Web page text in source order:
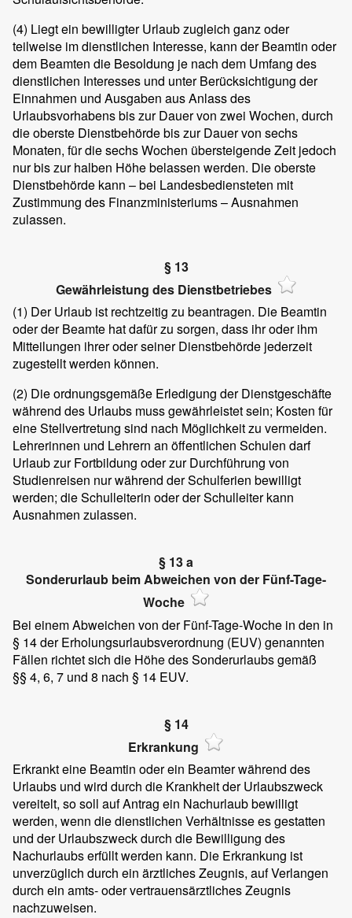
(4) Liegt ein bewilligter Urlaub zugleich ganz oder
teilweise im dienstlichen Interesse, kann der Beamtin oder
dem Beamten die Besoldung je nach dem Umfang des
dienstlichen Interesses und unter Berücksichtigung der
Einnahmen und Ausgaben aus Anlass des
Urlaubsvorhabens bis zur Dauer von zwei Wochen, durch
die oberste Dienstbehörde bis zur Dauer von sechs
Monaten, für die sechs Wochen übersteigende Zeit jedoch
nur bis zur halben Höhe belassen werden. Die oberste
Dienstbehörde kann – bei Landesbediensteten mit
Zustimmung des Finanzministeriums – Ausnahmen
zulassen.
§ 13
Gewährleistung des Dienstbetriebes
(1) Der Urlaub ist rechtzeitig zu beantragen. Die Beamtin
oder der Beamte hat dafür zu sorgen, dass ihr oder ihm
Mitteilungen ihrer oder seiner Dienstbehörde jederzeit
zugestellt werden können.
(2) Die ordnungsgemäße Erledigung der Dienstgeschäfte
während des Urlaubs muss gewährleistet sein; Kosten für
eine Stellvertretung sind nach Möglichkeit zu vermeiden.
Lehrerinnen und Lehrern an öffentlichen Schulen darf
Urlaub zur Fortbildung oder zur Durchführung von
Studienreisen nur während der Schulferien bewilligt
werden; die Schulleiterin oder der Schulleiter kann
Ausnahmen zulassen.
§ 13 a
Sonderurlaub beim Abweichen von der Fünf-Tage-
Woche
Bei einem Abweichen von der Fünf-Tage-Woche in den in
§ 14 der Erholungsurlaubsverordnung (EUV) genannten
Fällen richtet sich die Höhe des Sonderurlaubs gemäß
§§ 4, 6, 7 und 8 nach § 14 EUV.
§ 14
Erkrankung
Erkrankt eine Beamtin oder ein Beamter während des
Urlaubs und wird durch die Krankheit der Urlaubszweck
vereitelt, so soll auf Antrag ein Nachurlaub bewilligt
werden, wenn die dienstlichen Verhältnisse es gestatten
und der Urlaubszweck durch die Bewilligung des
Nachurlaubs erfüllt werden kann. Die Erkrankung ist
unverzüglich durch ein ärztliches Zeugnis, auf Verlangen
durch ein amts- oder vertrauensärztliches Zeugnis
nachzuweisen.